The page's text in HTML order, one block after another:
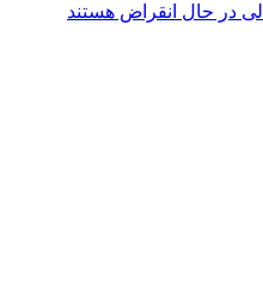
در حال انقراض هستند